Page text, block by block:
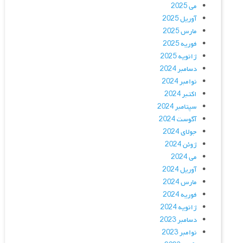
می 2025
آوریل 2025
مارس 2025
فوریه 2025
ژانویه 2025
دسامبر 2024
نوامبر 2024
اکتبر 2024
سپتامبر 2024
آگوست 2024
جولای 2024
ژوئن 2024
می 2024
آوریل 2024
مارس 2024
فوریه 2024
ژانویه 2024
دسامبر 2023
نوامبر 2023